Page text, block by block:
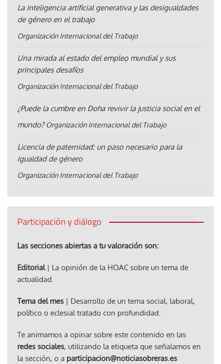
La inteligencia artificial generativa y las desigualdades
de género en el trabajo
Organización Internacional del Trabajo
Una mirada al estado del empleo mundial y sus
principales desafíos
Organización Internacional del Trabajo
¿Puede la cumbre en Doha revivir la justicia social en el
mundo? Organización Internacional del Trabajo
Licencia de paternidad: un paso necesario para la
igualdad de género
Organización Internacional del Trabajo
Participación y diálogo
Las secciones abiertas a tu valoración son:
Editorial| La opinión de la HOAC sobre un tema de
actualidad.
Tema del mes | Desarrollo de un tema social, laboral,
político o eclesial tratado con profundidad.
Te animamos a opinar sobre este contenido en las
redes sociales, utilizando la etiqueta que señalamos en
la sección, o a participacion@noticiasobreras.es